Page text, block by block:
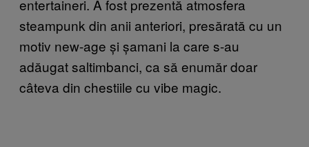
entertaineri. A fost prezentă atmosfera
steampunk din anii anteriori, presărată cu un
motiv new-age și șamani la care s-au
adăugat saltimbanci, ca să enumăr doar
câteva din chestiile cu vibe magic.